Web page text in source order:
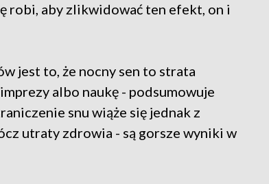
robi, aby zlikwidować ten efekt, on i
jest to, że nocny sen to strata
albo naukę - podsumowuje
snu wiąże się jednak z
utraty zdrowia - są gorsze wyniki w